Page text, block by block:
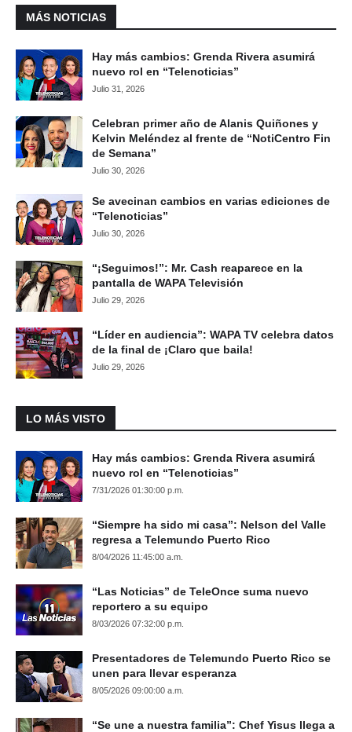
MÁS NOTICIAS
Hay más cambios: Grenda Rivera asumirá
nuevo rol en “Telenoticias”
Julio 31, 2026
Celebran primer año de Alanis Quiñones y
Kelvin Meléndez al frente de “NotiCentro Fin
de Semana”
Julio 30, 2026
Se avecinan cambios en varias ediciones de
“Telenoticias”
Julio 30, 2026
“¡Seguimos!”: Mr. Cash reaparece en la
pantalla de WAPA Televisión
Julio 29, 2026
“Líder en audiencia”: WAPA TV celebra datos
de la final de ¡Claro que baila!
Julio 29, 2026
LO MÁS VISTO
Hay más cambios: Grenda Rivera asumirá
nuevo rol en “Telenoticias”
7/31/2026 01:30:00 p.m.
“Siempre ha sido mi casa”: Nelson del Valle
regresa a Telemundo Puerto Rico
8/04/2026 11:45:00 a.m.
“Las Noticias” de TeleOnce suma nuevo
reportero a su equipo
8/03/2026 07:32:00 p.m.
Presentadores de Telemundo Puerto Rico se
unen para llevar esperanza
8/05/2026 09:00:00 a.m.
“Se une a nuestra familia”: Chef Yisus llega a